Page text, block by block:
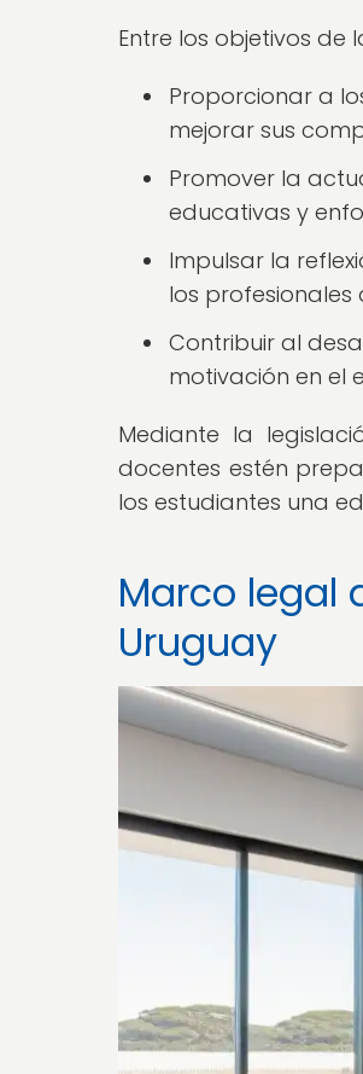
Entre los objetivos
Proporcionar a
mejorar sus
Promover la
educativas y
Impulsar la
los profesionales
Contribuir al
motivación en el
Mediante la
docentes estén
los estudiantes una
Marco legal
Uruguay